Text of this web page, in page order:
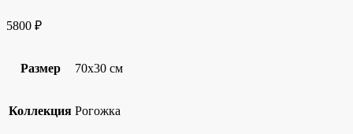
5800 ₽
Размер 70х30 см
Коллекция Рогожка